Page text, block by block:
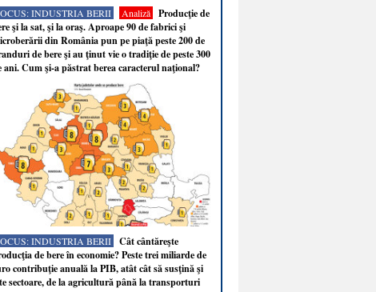
INDUSTRIA BERII Analiză
Producţie de
şi la sat, şi la oraş. Aproape 90 de fabrici şi
din România pun pe piaţă peste 200 de
de bere şi au ţinut vie o tradiţie de peste 300
ani. Cum şi-a păstrat berea caracterul naţional?
INDUSTRIA BERII
Cât cântăreşte
de bere în economie? Peste trei miliarde de
contribuţie anuală la PIB, atât cât să susţină şi
sectoare, de la agricultură până la transporturi